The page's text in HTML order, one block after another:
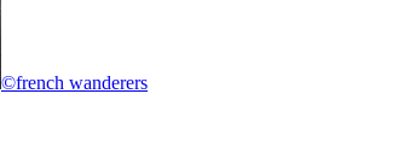
©french wanderers